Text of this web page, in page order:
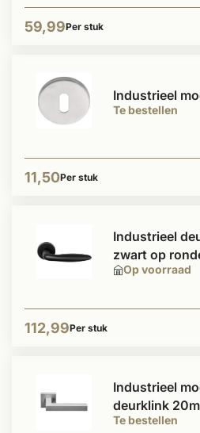
59,99Per stuk
Te bestellen
Industrieel
11,50Per stuk
Op voorraad
Industrieel
zwart op
112,99Per stuk
Te bestellen
Industrieel
deurklink